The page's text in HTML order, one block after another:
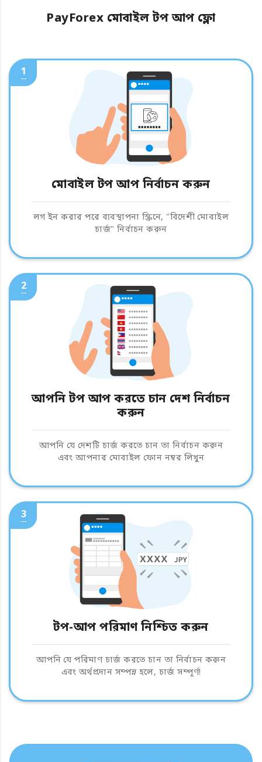
PayForex মোবাইল টপ আপ ফ্লো
1
মোবাইল টপ আপ নির্বাচন করুন
লগ ইন করার পরে ব্যবস্থাপনা স্ক্রিনে, "বিদেশী মোবাইল
চার্জ" নির্বাচন করুন
2
আপনি টপ আপ করতে চান দেশ নির্বাচন
করুন
আপনি যে দেশটি চার্জ করতে চান তা নির্বাচন করুন
এবং আপনার মোবাইল ফোন নম্বর লিখুন
3
টপ-আপ পরিমাণ নিশ্চিত করুন
আপনি যে পরিমাণ চার্জ করতে চান তা নির্বাচন করুন
এবং অর্থপ্রদান সম্পন্ন হলে, চার্জ সম্পূর্ণ!